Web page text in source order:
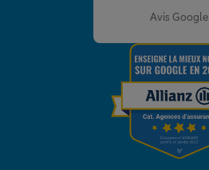
Transmission
Départ à la retraite
Préparer l’avenir
Assurance habitation
Le Pack Famille
Garantie des accidents de la vie
Allianz en France
Avis Google